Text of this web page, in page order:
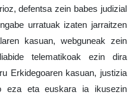
defentsa zein babes judizial
urratuak izaten jarraitzen
kasuan, webguneak zein
telematikoak ezin dira
Erkidegoaren kasuan, justizia
eza eta euskara ia ikusezin